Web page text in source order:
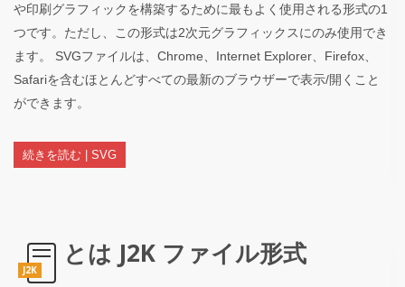
や印刷グラフィックを構築するために最もよく使用される形式の1
つです。ただし、この形式は2次元グラフィックスにのみ使用でき
ます。 SVGファイルは、Chrome、Internet Explorer、Firefox、
Safariを含むほとんどすべての最新のブラウザーで表示/開くこと
ができます。
続きを読む | SVG
J2K
とは J2K ファイル形式